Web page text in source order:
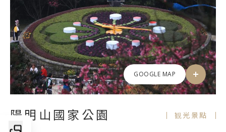
GOOGLE MAP
陽明山國家公園 観光景點